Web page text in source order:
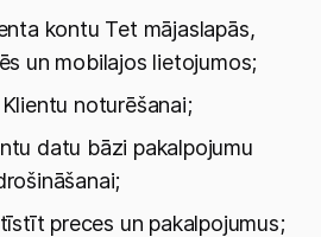
kontu Tet mājaslapās,
un mobilajos lietojumos;
noturēšanai;
datu bāzi pakalpojumu
preces un pakalpojumus;